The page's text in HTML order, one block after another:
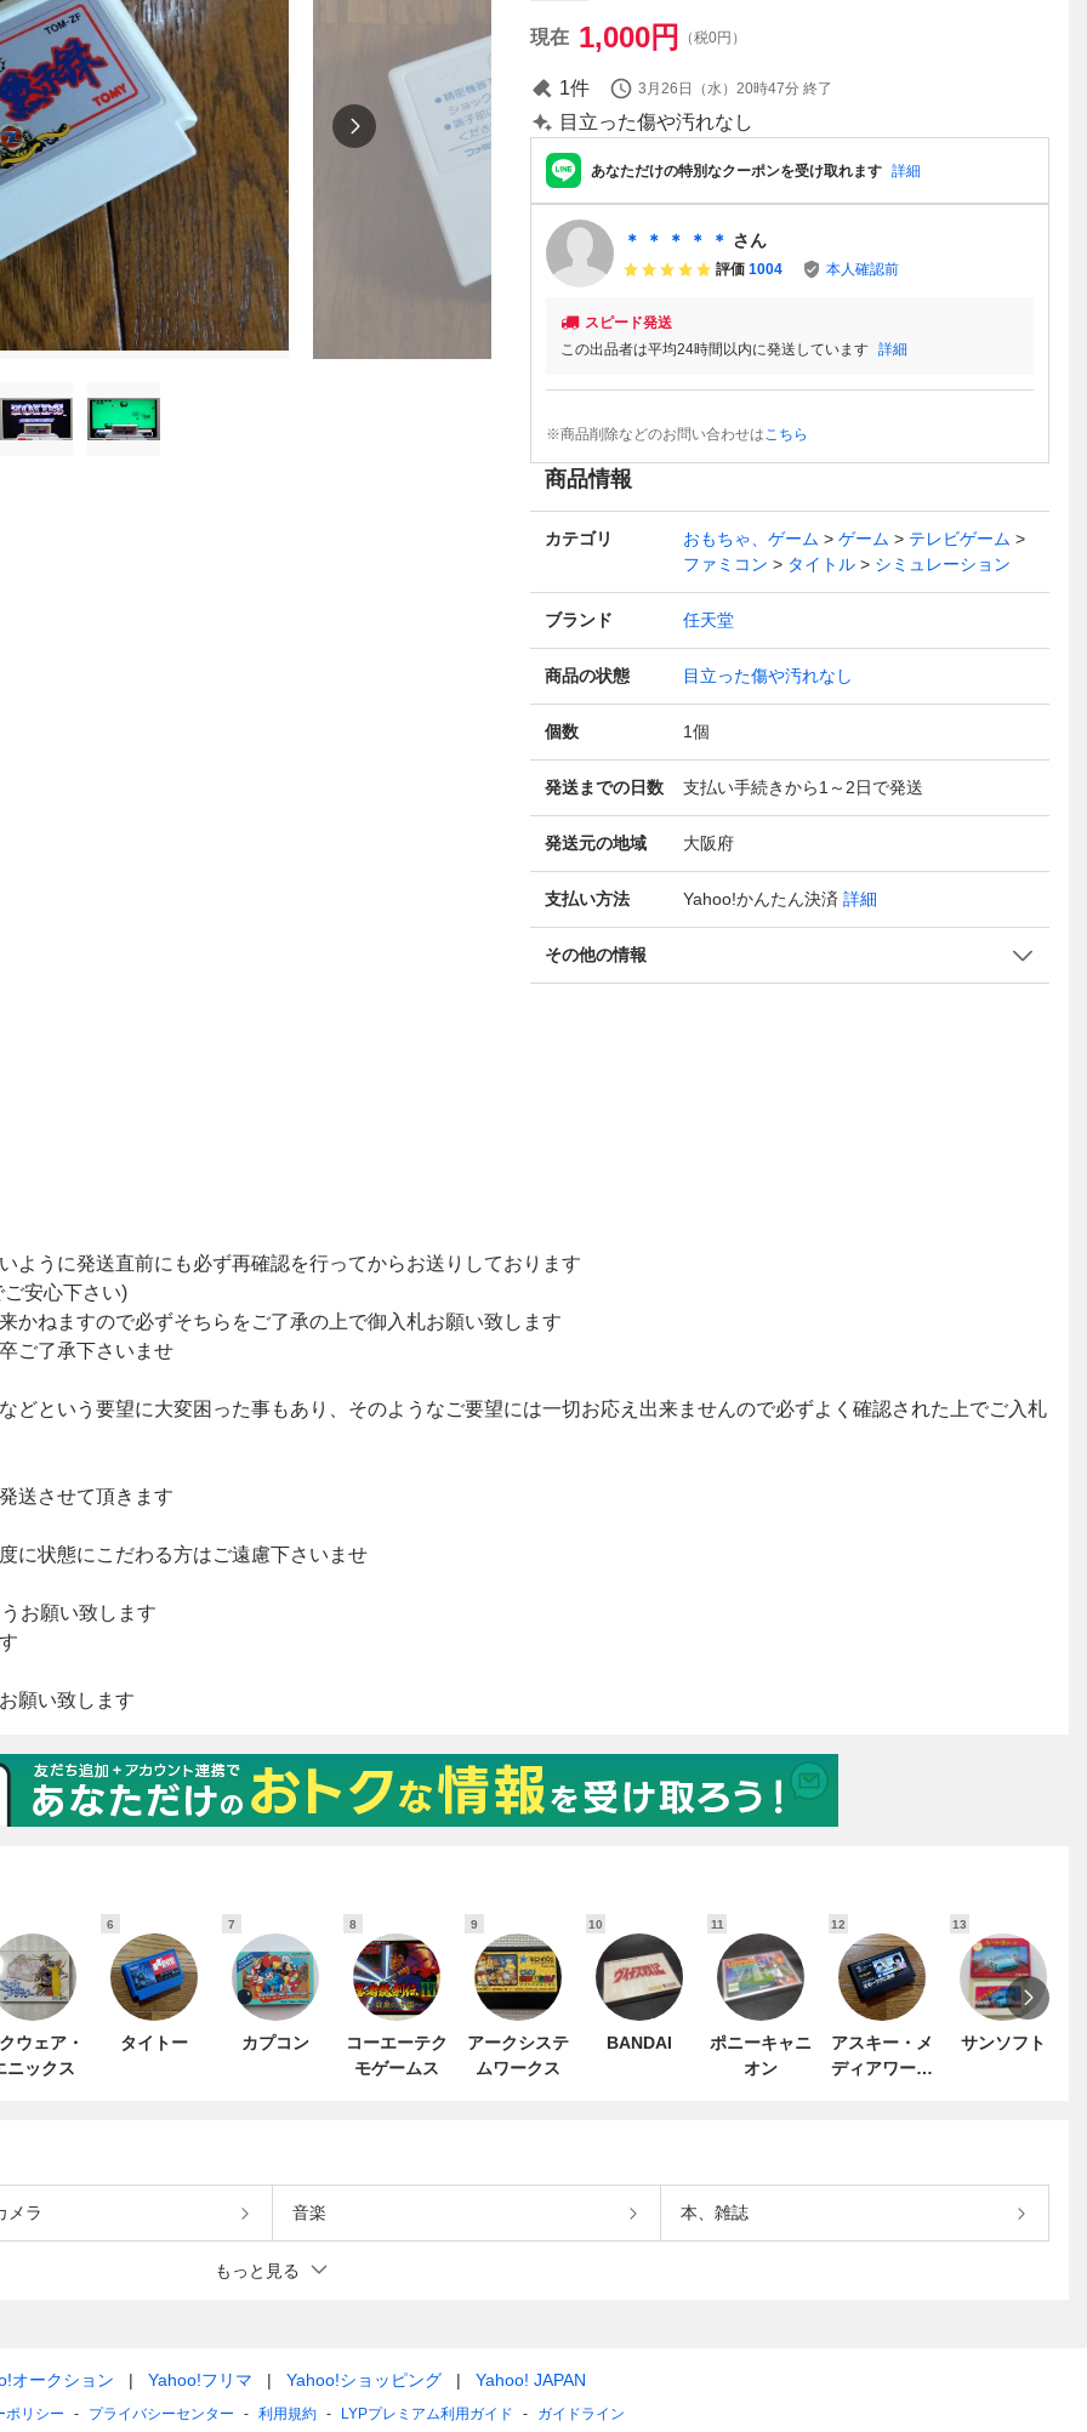
現在 1,000円 （税0円）
1件 3月26日（水）20時47分 終了
目立った傷や汚れなし
あなただけの特別なクーポンを受け取れます 詳細
＊ ＊ ＊ ＊ ＊ さん
評価 1004 本人確認前
スピード発送
この出品者は平均24時間以内に発送しています 詳細
※商品削除などのお問い合わせはこちら
商品情報
カテゴリ おもちゃ、ゲーム ゲーム
テレビゲーム
ファミコン
タイトル シミュレーション
ブランド 任天堂
商品の状態 目立った傷や汚れなし
個数 1個
発送までの日数 支払い手続きから1～2日で発送
発送元の地域 大阪府
支払い方法 Yahoo!かんたん決済 詳細
その他の情報
ウェア・
ニックス
6
タイトー
7
カプコン
8
コーエーテク
モゲームス
9
アークシステ
ムワークス
10
BANDAI
11
ポニーキャニ
オン
12
アスキー・メ
ディアワーク
13
サンソフト
メラ 音楽 本、雑誌
もっと見る
オークション Yahoo!フリマ Yahoo!ショッピング Yahoo! JAPAN
ポリシー プライバシーセンター 利用規約 LYPプレミアム利用ガイド ガイドライン